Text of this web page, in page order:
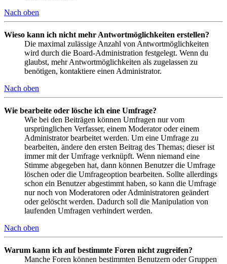
Nach oben
Wieso kann ich nicht mehr Antwortmöglichkeiten erstellen?
Die maximal zulässige Anzahl von Antwortmöglichkeiten
wird durch die Board-Administration festgelegt. Wenn du
glaubst, mehr Antwortmöglichkeiten als zugelassen zu
benötigen, kontaktiere einen Administrator.
Nach oben
Wie bearbeite oder lösche ich eine Umfrage?
Wie bei den Beiträgen können Umfragen nur vom
ursprünglichen Verfasser, einem Moderator oder einem
Administrator bearbeitet werden. Um eine Umfrage zu
bearbeiten, ändere den ersten Beitrag des Themas; dieser ist
immer mit der Umfrage verknüpft. Wenn niemand eine
Stimme abgegeben hat, dann können Benutzer die Umfrage
löschen oder die Umfrageoption bearbeiten. Sollte allerdings
schon ein Benutzer abgestimmt haben, so kann die Umfrage
nur noch von Moderatoren oder Administratoren geändert
oder gelöscht werden. Dadurch soll die Manipulation von
laufenden Umfragen verhindert werden.
Nach oben
Warum kann ich auf bestimmte Foren nicht zugreifen?
Manche Foren können bestimmten Benutzern oder Gruppen